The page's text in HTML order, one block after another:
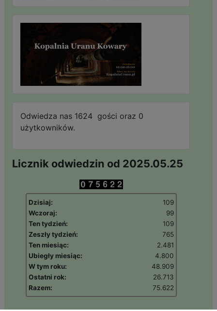
Odwiedza nas 1624 gości oraz 0
użytkowników.
Licznik odwiedzin od 2025.05.25
Dzisiaj:
109
Wczoraj:
99
Ten tydzień:
109
Zeszły tydzień:
765
Ten miesiąc:
2.481
Ubiegły miesiąc:
4.800
W tym roku:
48.909
Ostatni rok:
26.713
Razem:
75.622